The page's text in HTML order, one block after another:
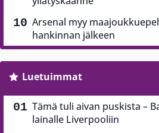
Arsenal myy
hankinnan jälkeen
Luetuimmat
Tämä tuli aivan puskista –
lainalle Liverpooliin